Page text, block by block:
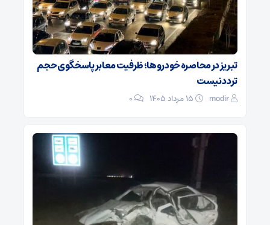
تبریز در محاصره خودروها؛ ظرفیت معابر پاسخگوی حجم
تردد نیست
modir
0